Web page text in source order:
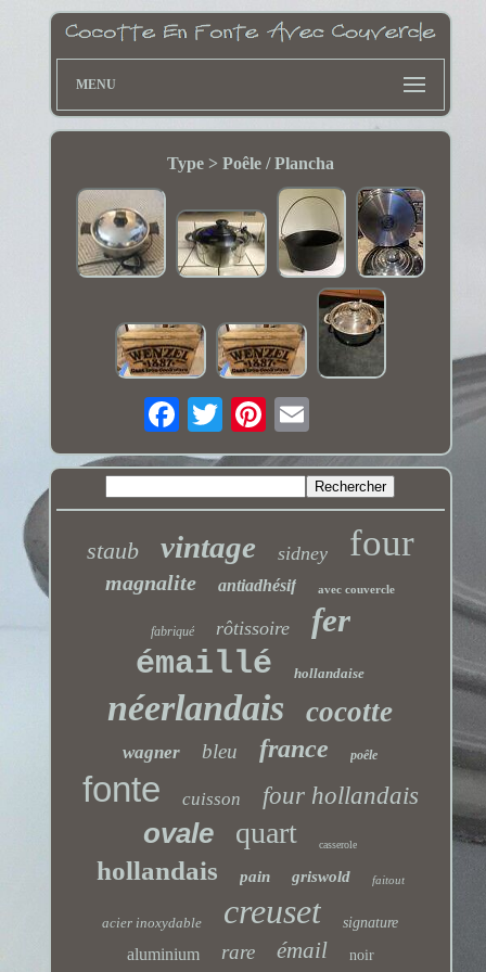
MENU
Type > Poêle / Plancha
staub vintage sidney four
magnalite antiadhésif avec couvercle
fabriqué rôtissoire fer
émaillé hollandaise
néerlandais cocotte
wagner bleu france poêle
fonte cuisson four hollandais
ovale quart casserole
hollandais pain griswold faitout
acier inoxydable creuset signature
aluminium rare émail noir